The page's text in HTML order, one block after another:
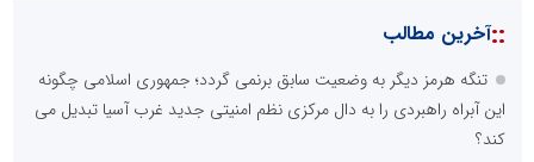
::آخرین مطالب
تنگه هرمز دیگر به وضعیت سابق برنمی گردد؛ جمهوری اسلامی چگونه
این آبراه راهبردی را به دال مرکزی نظم امنیتی جدید غرب آسیا تبدیل می
کند؟